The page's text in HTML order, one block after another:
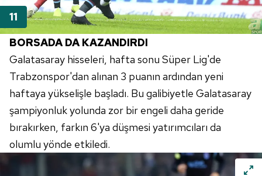
BORSADA DA KAZANDIRDI
Galatasaray hisseleri, hafta sonu Süper Lig'de
Trabzonspor'dan alınan 3 puanın ardından yeni
haftaya yükselişle başladı. Bu galibiyetle Galatasaray
şampiyonluk yolunda zor bir engeli daha geride
bırakırken, farkın 6'ya düşmesi yatırımcıları da
olumlu yönde etkiledi.